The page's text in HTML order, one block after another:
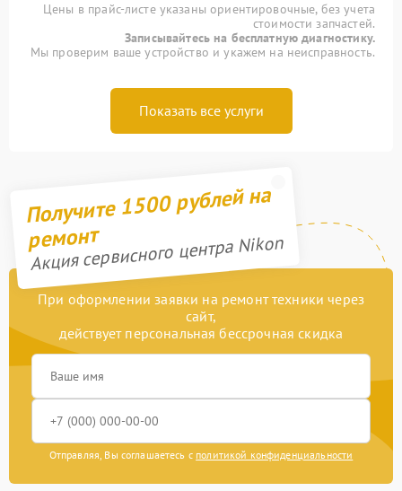
Цены в прайс-листе указаны ориентировочные, без учета
стоимости запчастей.
Записывайтесь на бесплатную диагностику.
Мы проверим ваше устройство и укажем на неисправность.
Показать все услуги
Получите 1500 рублей на
ремонт
Акция сервисного центра Nikon
При оформлении заявки на ремонт техники через
сайт,
действует персональная бессрочная скидка
Отправляя, Вы соглашаетесь с политикой конфиденциальности